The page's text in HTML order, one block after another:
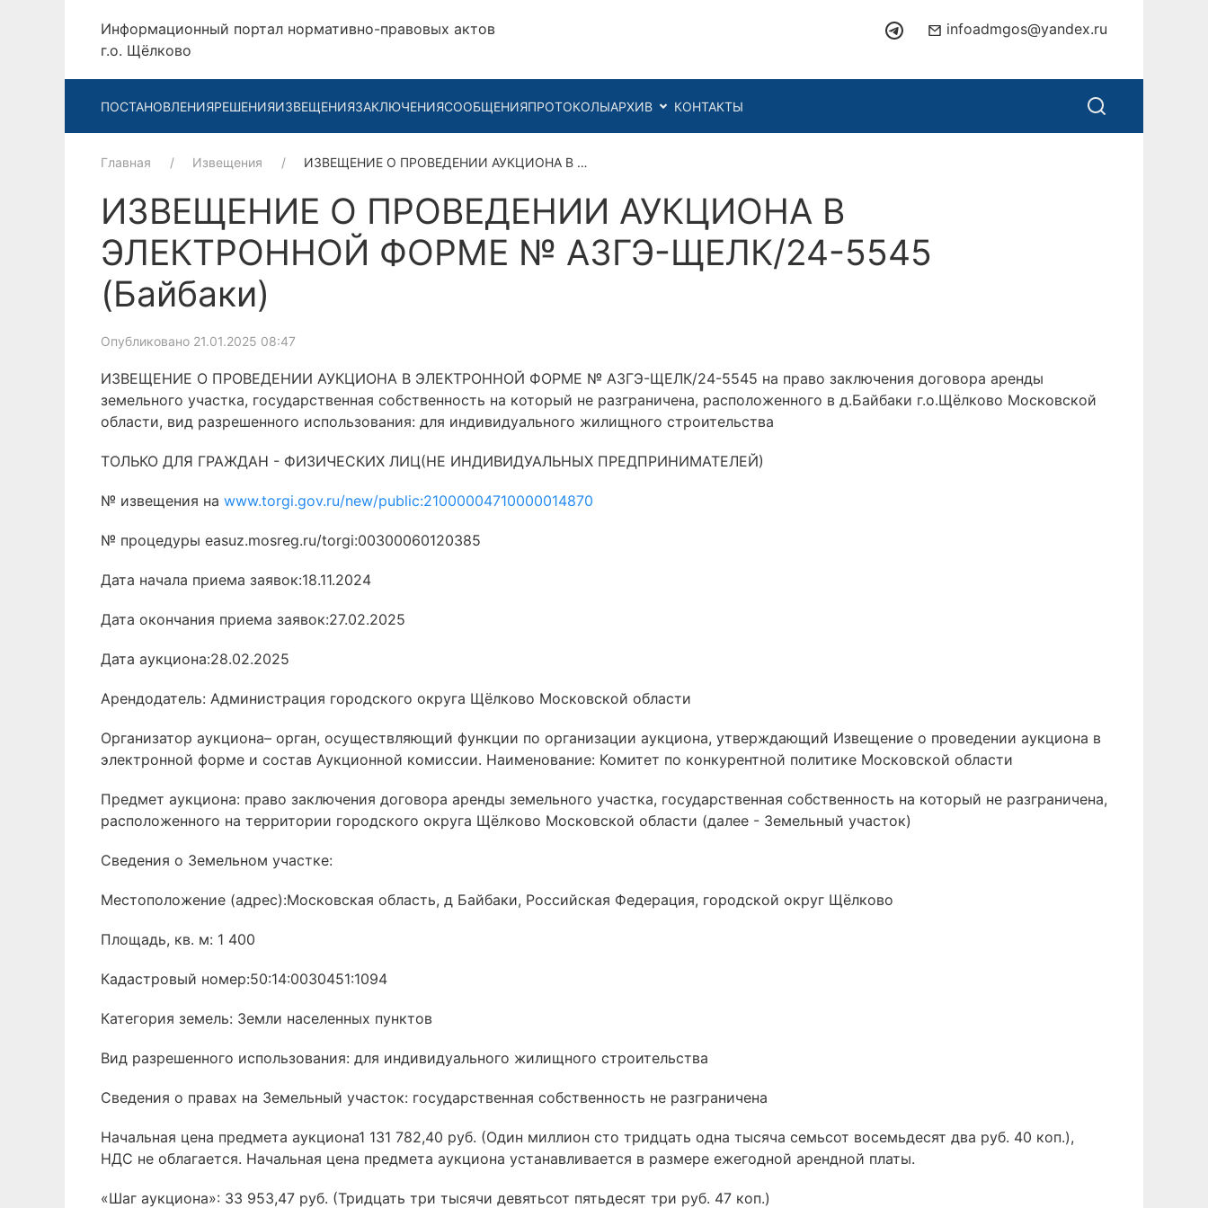
Информационный портал нормативно-правовых актов
г.о. Щёлково
infoadmgos@yandex.ru
ПОСТАНОВЛЕНИЯРЕШЕНИЯИЗВЕЩЕНИЯЗАКЛЮЧЕНИЯСООБЩЕНИЯПРОТОКОЛЫАРХИВ КОНТАКТЫ
Главная Извещения ИЗВЕЩЕНИЕ О ПРОВЕДЕНИИ АУКЦИОНА В …
ИЗВЕЩЕНИЕ О ПРОВЕДЕНИИ АУКЦИОНА В
ЭЛЕКТРОННОЙ ФОРМЕ № АЗГЭ-ЩЕЛК/24-5545
(Байбаки)
Опубликовано 21.01.2025 08:47
ИЗВЕЩЕНИЕ О ПРОВЕДЕНИИ АУКЦИОНА В ЭЛЕКТРОННОЙ ФОРМЕ № АЗГЭ-ЩЕЛК/24-5545 на право заключения договора аренды
земельного участка, государственная собственность на который не разграничена, расположенного в д.Байбаки г.о.Щёлково Московской
области, вид разрешенного использования: для индивидуального жилищного строительства
ТОЛЬКО ДЛЯ ГРАЖДАН - ФИЗИЧЕСКИХ ЛИЦ(НЕ ИНДИВИДУАЛЬНЫХ ПРЕДПРИНИМАТЕЛЕЙ)
№ извещения на www.torgi.gov.ru/new/public:21000004710000014870
№ процедуры easuz.mosreg.ru/torgi:00300060120385
Дата начала приема заявок:18.11.2024
Дата окончания приема заявок:27.02.2025
Дата аукциона:28.02.2025
Арендодатель: Администрация городского округа Щёлково Московской области
Организатор аукциона– орган, осуществляющий функции по организации аукциона, утверждающий Извещение о проведении аукциона в
электронной форме и состав Аукционной комиссии. Наименование: Комитет по конкурентной политике Московской области
Предмет аукциона: право заключения договора аренды земельного участка, государственная собственность на который не разграничена,
расположенного на территории городского округа Щёлково Московской области (далее - Земельный участок)
Сведения о Земельном участке:
Местоположение (адрес):Московская область, д Байбаки, Российская Федерация, городской округ Щёлково
Площадь, кв. м: 1 400
Кадастровый номер:50:14:0030451:1094
Категория земель: Земли населенных пунктов
Вид разрешенного использования: для индивидуального жилищного строительства
Сведения о правах на Земельный участок: государственная собственность не разграничена
Начальная цена предмета аукциона1 131 782,40 руб. (Один миллион сто тридцать одна тысяча семьсот восемьдесят два руб. 40 коп.),
НДС не облагается. Начальная цена предмета аукциона устанавливается в размере ежегодной арендной платы.
«Шаг аукциона»: 33 953,47 руб. (Тридцать три тысячи девятьсот пятьдесят три руб. 47 коп.)